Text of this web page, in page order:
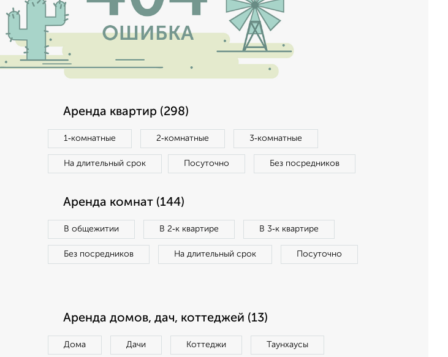
Аренда квартир (298)
1‑комнатные 2‑комнатные 3‑комнатные
На длительный срок Посуточно Без посредников
Аренда комнат (144)
В общежитии В 2‑к квартире В 3‑к квартире
Без посредников На длительный срок Посуточно
Аренда домов, дач, коттеджей (13)
Дома Дачи Коттеджи Таунхаусы